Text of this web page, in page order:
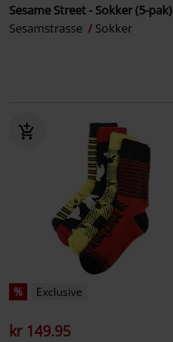
Sesame Street - Sokker (5-pak)
Sesamstrasse
Sokker
% Exclusive
kr 149.95